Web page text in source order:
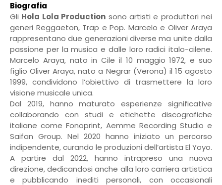
Biografia
Gli Hola Lola Production sono artisti e produttori nei
generi Reggaeton, Trap e Pop. Marcelo e Oliver Araya
rappresentano due generazioni diverse ma unite dalla
passione per la musica e dalle loro radici italo-cilene.
Marcelo Araya, nato in Cile il 10 maggio 1972, e suo
figlio Oliver Araya, nato a Negrar (Verona) il 15 agosto
1999, condividono l’obiettivo di trasmettere la loro
visione musicale unica.
Dal 2019, hanno maturato esperienze significative
collaborando con studi e etichette discografiche
italiane come Fonoprint, Aemme Recording Studio e
Saifan Group. Nel 2020 hanno iniziato un percorso
indipendente, curando le produzioni dell’artista El Yoyo.
A partire dal 2022, hanno intrapreso una nuova
direzione, dedicandosi anche alla loro carriera artistica
e pubblicando inediti personali, con occasionali